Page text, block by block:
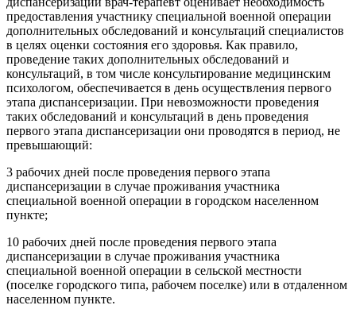
предоставления участнику специальной военной операции
дополнительных обследований и консультаций специалистов
в целях оценки состояния его здоровья. Как правило,
проведение таких дополнительных обследований и
консультаций, в том числе консультирование медицинским
психологом, обеспечивается в день осуществления первого
этапа диспансеризации. При невозможности проведения
таких обследований и консультаций в день проведения
первого этапа диспансеризации они проводятся в период, не
превышающий:
3 рабочих дней после проведения первого этапа
диспансеризации в случае проживания участника
специальной военной операции в городском населенном
пункте;
10 рабочих дней после проведения первого этапа
диспансеризации в случае проживания участника
специальной военной операции в сельской местности
(поселке городского типа, рабочем поселке) или в отдаленном
населенном пункте.